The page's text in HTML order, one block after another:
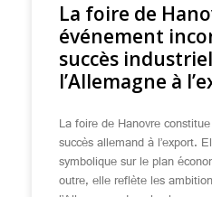
La foire de
événement
succès
l’Allemagne à
La foire de Hanovre
succès allemand à l’export.
symbolique sur le plan
outre, elle reflète les